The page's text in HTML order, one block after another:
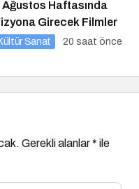
Ağustos Haftasında
Girecek Filmler
Sanat 20 saat önce
Gerekli alanlar* ile